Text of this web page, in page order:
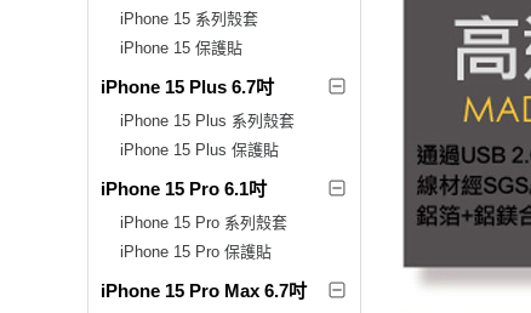
iPhone 15 系列殼套
iPhone 15 保護貼
iPhone 15 Plus 6.7吋
iPhone 15 Plus 系列殼套
iPhone 15 Plus 保護貼
iPhone 15 Pro 6.1吋
iPhone 15 Pro 系列殼套
iPhone 15 Pro 保護貼
iPhone 15 Pro Max 6.7吋